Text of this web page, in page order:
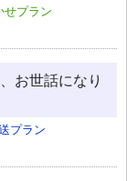
せプラン
お世話になり
プラン